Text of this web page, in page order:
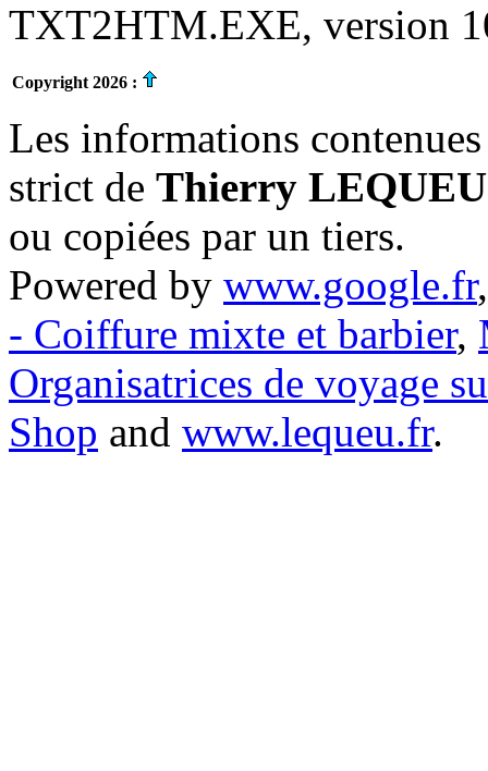
TXT2HTM.EXE, version
Copyright 2026 :
Les informations
strict de Thierry LEQUEU
ou copiées par un tiers.
Powered by www.google.fr
- Coiffure mixte et barbier,
Organisatrices de voyage
Shop and www.lequeu.fr.